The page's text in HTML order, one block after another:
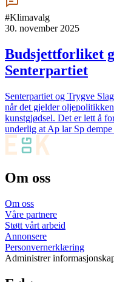
#Klimavalg
30. november 2025
Budsjettforliket
Senterpartiet
Senterpartiet og Trygve
når det gjelder
kunstgjødsel. Det er lett å
underlig at Ap lar Sp
Om oss
Om oss
Våre partnere
Støtt vårt arbeid
Annonsere
Personvernerklæring
Administrer